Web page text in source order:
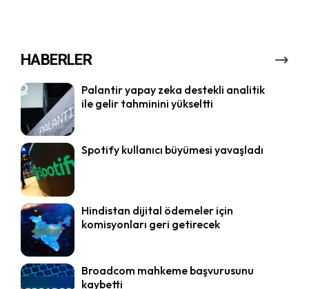
HABERLER
Palantir yapay zeka destekli analitik
ile gelir tahminini yükseltti
Spotify kullanıcı büyümesi yavaşladı
Hindistan dijital ödemeler için
komisyonları geri getirecek
Broadcom mahkeme başvurusunu
kaybetti